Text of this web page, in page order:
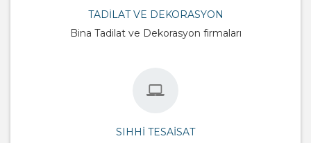
TADILAT VE DEKORASYON
Bina Tadilat ve Dekorasyon firmaları
SIHHI TESAISAT